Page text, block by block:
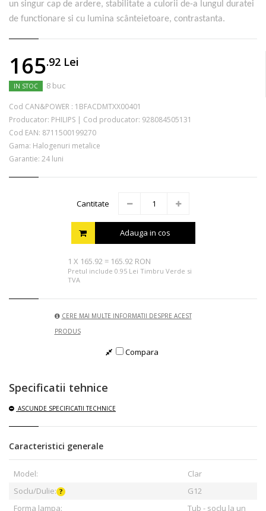
un singur cap de ardere, stabilitate a culorii de-a lungul duratei
de functionare si cu lumina scânteietoare, contrastanta.
165.92 Lei
IN STOC 8 buc
Cod CAN&POWER : 1BFACDMTXX00401
Producator: PHILIPS | Cod producator: 928084505131
Cod EAN: 8711500199270
Gama: Halogenuri metalice
Garantie: 24 luni
Cantitate
Adauga in cos
1 X 165.92 = 165.92 RON
Pretul include 0.95 Lei Timbru Verde si
TVA
CERE MAI MULTE INFORMATII DESPRE ACEST
PRODUS
Compara
Specificatii tehnice
ASCUNDE SPECIFICATII TECHNICE
Caracteristici generale
Model:
Clar
Soclu/Dulie:
G12
Forma lampa:
Tub - soclu la un